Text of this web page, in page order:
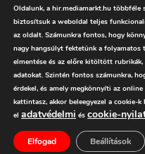
Oldalunk, a hir.mediamarkt.hu
biztosítsuk a weboldal teljes
az oldalt. Számunkra fontos, hogy
nagy hangsúlyt fektetünk a folyamatos
elmentése és az előre kitöltött
adatokat. Szintén fontos számunkra,
érdekel, és amely megkönnyíti az
kattintasz, akkor beleegyezel a cookie-
el adatvédelmi és cookie-
Elfogad Beállítások